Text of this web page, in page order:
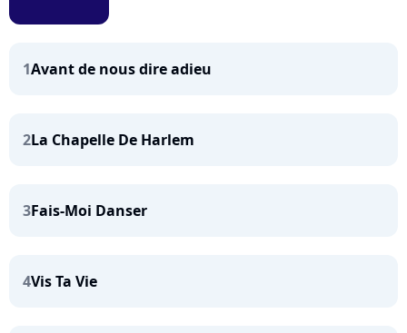
1Avant de nous dire adieu
2La Chapelle De Harlem
3Fais-Moi Danser
4Vis Ta Vie